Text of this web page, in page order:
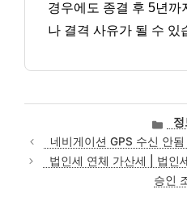
경우에도 종결 후 5년까
나 결격 사유가 될 수 있
카
테
고
리
네비게이션 GPS 수신 안
법인세 연체 가산세 | 법인
승인